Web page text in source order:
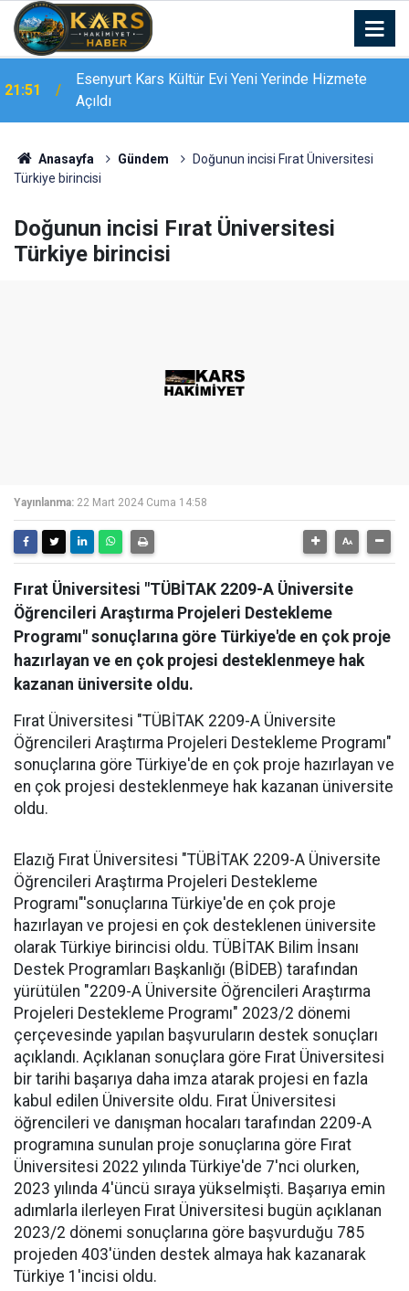
21:51
Esenyurt Kars Kültür Evi Yeni Yerinde Hizmete
Açıldı
21:19
Bingöl’de 16 dairelik bina alevlere teslim oldu:
Mahsur kalanları itfaiye merdivenle kurtardı
Anasayfa Gündem
Doğunun incisi Fırat Üniversitesi
Türkiye birincisi
Doğunun incisi Fırat Üniversitesi
Türkiye birincisi
Yayınlanma: 22 Mart 2024 Cuma 14:58
Fırat Üniversitesi "TÜBİTAK 2209-A Üniversite
Öğrencileri Araştırma Projeleri Destekleme
Programı" sonuçlarına göre Türkiye'de en çok proje
hazırlayan ve en çok projesi desteklenmeye hak
kazanan üniversite oldu.
Fırat Üniversitesi "TÜBİTAK 2209-A Üniversite
Öğrencileri Araştırma Projeleri Destekleme Programı"
sonuçlarına göre Türkiye'de en çok proje hazırlayan ve
en çok projesi desteklenmeye hak kazanan üniversite
oldu.
Elazığ Fırat Üniversitesi "TÜBİTAK 2209-A Üniversite
Öğrencileri Araştırma Projeleri Destekleme
Programı"'sonuçlarına Türkiye'de en çok proje
hazırlayan ve projesi en çok desteklenen üniversite
olarak Türkiye birincisi oldu. TÜBİTAK Bilim İnsanı
Destek Programları Başkanlığı (BİDEB) tarafından
yürütülen "2209-A Üniversite Öğrencileri Araştırma
Projeleri Destekleme Programı" 2023/2 dönemi
çerçevesinde yapılan başvuruların destek sonuçları
açıklandı. Açıklanan sonuçlara göre Fırat Üniversitesi
bir tarihi başarıya daha imza atarak projesi en fazla
kabul edilen Üniversite oldu. Fırat Üniversitesi
öğrencileri ve danışman hocaları tarafından 2209-A
programına sunulan proje sonuçlarına göre Fırat
Üniversitesi 2022 yılında Türkiye'de 7'nci olurken,
2023 yılında 4'üncü sıraya yükselmişti. Başarıya emin
adımlarla ilerleyen Fırat Üniversitesi bugün açıklanan
2023/2 dönemi sonuçlarına göre başvurduğu 785
projeden 403'ünden destek almaya hak kazanarak
Türkiye 1'incisi oldu.